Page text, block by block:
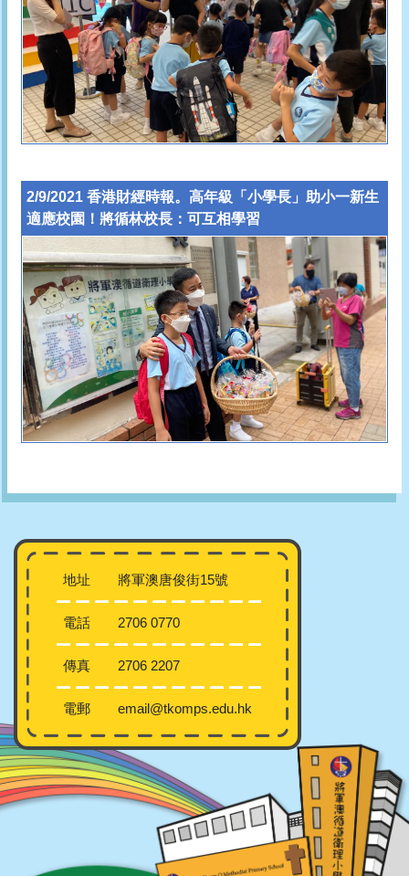
2/9/2021 香港財經時報。高年級「小學長」助小一新生
適應校園！將循林校長：可互相學習
地址 將軍澳唐俊街15號
電話 2706 0770
傳真 2706 2207
電郵 email@tkomps.edu.hk